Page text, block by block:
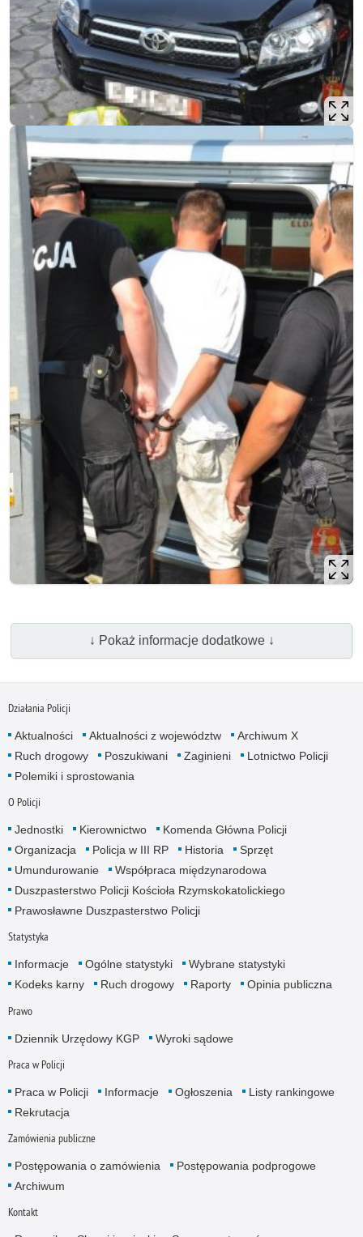
↓ Pokaż informacje dodatkowe ↓
Działania Policji
Aktualności Aktualności z województw
Archiwum X
Ruch drogowy
Poszukiwani Zaginieni
Lotnictwo Policji
Polemiki i sprostowania
O Policji
Jednostki Kierownictwo
Komenda Główna Policji
Organizacja
Policja w III RP Historia
Sprzęt
Umundurowanie
Współpraca międzynarodowa
Duszpasterstwo Policji Kościoła Rzymskokatolickiego
Prawosławne Duszpasterstwo Policji
Statystyka
Informacje Ogólne statystyki
Wybrane statystyki
Kodeks karny
Ruch drogowy Raporty Opinia publiczna
Prawo
Dziennik Urzędowy KGP Wyroki sądowe
Praca w Policji
Praca w Policji Informacje Ogłoszenia
Listy rankingowe
Rekrutacja
Zamówienia publiczne
Postępowania o zamówienia
Postępowania podprogowe
Archiwum
Kontakt